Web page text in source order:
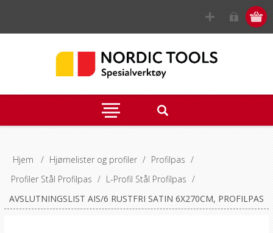
Hjem / Hjørnelister og profiler / Profilpas /
Profiler Stål Profilpas / L-Profil Stål Profilpas /
AVSLUTNINGSLIST AIS/6 RUSTFRI SATIN 6X270CM, PROFILPAS